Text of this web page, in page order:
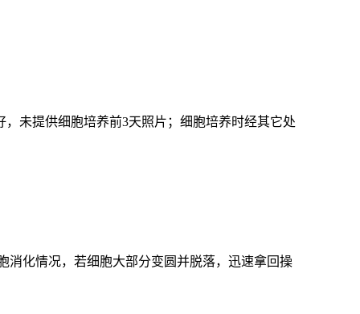
未提供细胞培养前3天照片；细胞培养时经其它处
消化情况，若细胞大部分变圆并脱落，迅速拿回操